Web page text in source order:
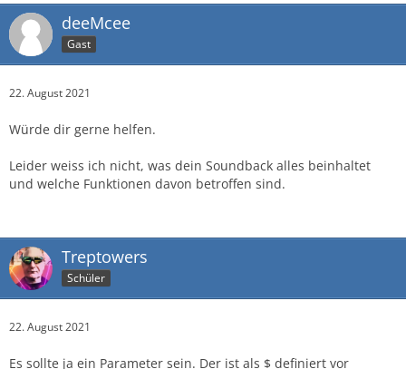
deeMcee
Gast
22. August 2021
Würde dir gerne helfen.
Leider weiss ich nicht, was dein Soundback alles beinhaltet
und welche Funktionen davon betroffen sind.
Treptowers
Schüler
22. August 2021
Es sollte ja ein Parameter sein. Der ist als $ definiert vor